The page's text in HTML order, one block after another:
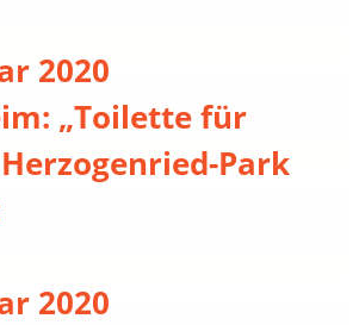
2020
„Toilette für
Park
2020